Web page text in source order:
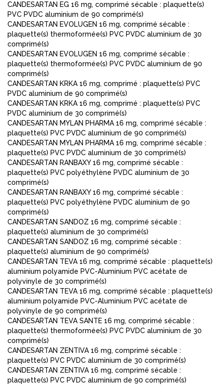
CANDESARTAN EG 16 mg, comprimé sécable : plaquette(s)
PVC PVDC aluminium de 90 comprimé(s)
CANDESARTAN EVOLUGEN 16 mg, comprimé sécable :
plaquette(s) thermoformée(s) PVC PVDC aluminium de 30
comprimé(s)
CANDESARTAN EVOLUGEN 16 mg, comprimé sécable :
plaquette(s) thermoformée(s) PVC PVDC aluminium de 90
comprimé(s)
CANDESARTAN KRKA 16 mg, comprimé : plaquette(s) PVC
PVDC aluminium de 90 comprimé(s)
CANDESARTAN KRKA 16 mg, comprimé : plaquette(s) PVC
PVDC aluminium de 30 comprimé(s)
CANDESARTAN MYLAN PHARMA 16 mg, comprimé sécable :
plaquette(s) PVC PVDC aluminium de 90 comprimé(s)
CANDESARTAN MYLAN PHARMA 16 mg, comprimé sécable :
plaquette(s) PVC PVDC aluminium de 30 comprimé(s)
CANDESARTAN RANBAXY 16 mg, comprimé sécable :
plaquette(s) PVC polyéthylène PVDC aluminium de 30
comprimé(s)
CANDESARTAN RANBAXY 16 mg, comprimé sécable :
plaquette(s) PVC polyéthylène PVDC aluminium de 90
comprimé(s)
CANDESARTAN SANDOZ 16 mg, comprimé sécable :
plaquette(s) aluminium de 30 comprimé(s)
CANDESARTAN SANDOZ 16 mg, comprimé sécable :
plaquette(s) aluminium de 90 comprimé(s)
CANDESARTAN TEVA 16 mg, comprimé sécable : plaquette(s)
aluminium polyamide PVC-Aluminium PVC acétate de
polyvinyle de 30 comprimé(s)
CANDESARTAN TEVA 16 mg, comprimé sécable : plaquette(s)
aluminium polyamide PVC-Aluminium PVC acétate de
polyvinyle de 90 comprimé(s)
CANDESARTAN TEVA SANTE 16 mg, comprimé sécable :
plaquette(s) thermoformée(s) PVC PVDC aluminium de 30
comprimé(s)
CANDESARTAN ZENTIVA 16 mg, comprimé sécable :
plaquette(s) PVC PVDC aluminium de 30 comprimé(s)
CANDESARTAN ZENTIVA 16 mg, comprimé sécable :
plaquette(s) PVC PVDC aluminium de 90 comprimé(s)